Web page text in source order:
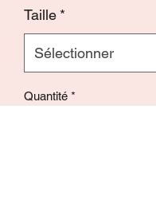
Taille *
Quantité *